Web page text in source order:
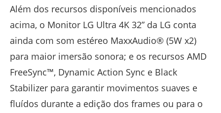
Além dos recursos disponíveis mencionados
acima, o Monitor LG Ultra 4K 32” da LG conta
ainda com som estéreo MaxxAudio® (5W x2)
para maior imersão sonora; e os recursos AMD
FreeSync™, Dynamic Action Sync e Black
Stabilizer para garantir movimentos suaves e
fluídos durante a edição dos frames ou para o